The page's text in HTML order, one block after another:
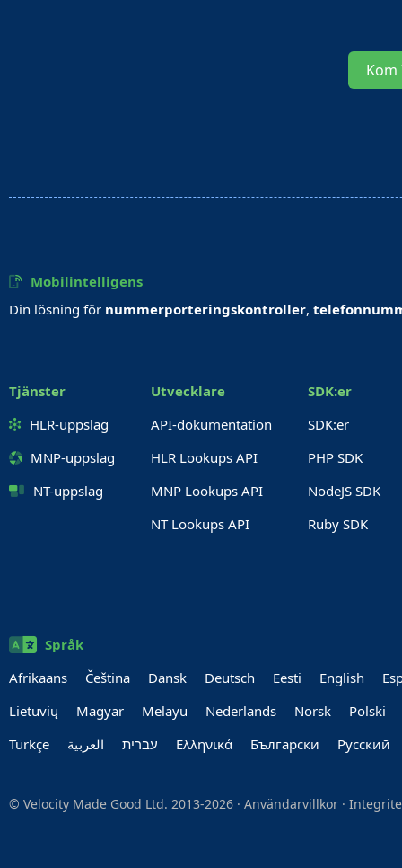
Kom
Mobilintelligens
Din lösning för nummerporteringskontroller,
Tjänster
HLR-uppslag
MNP-uppslag
NT-uppslag
Utvecklare
API-dokumentation
HLR Lookups API
MNP Lookups API
NT Lookups API
SDK:er
SDK:er
PHP SDK
NodeJS SDK
Ruby SDK
Språk
Afrikaans
Čeština Dansk Deutsch Eesti English
Lietuvių
Magyar Melayu Nederlands Norsk
Polski
Türkçe
العربية‏ עברית‏ Ελληνικά Български Руccкий
© Velocity Made Good Ltd. 2013-2026 · Användarvillkor ·